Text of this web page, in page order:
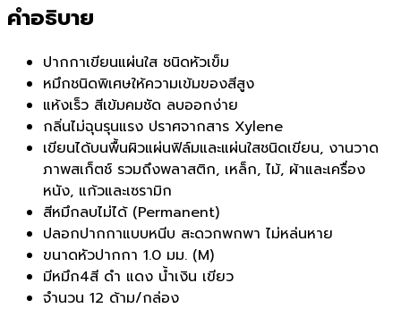
คำอธิบาย
ปากกาเขียนแผ่นใส ชนิดหัวเข็ม
หมึกชนิดพิเศษให้ความเข้มของสีสูง
แห้งเร็ว สีเข้มคมชัด ลบออกง่าย
กลิ่นไม่ฉุนรุนแรง ปราศจากสาร Xylene
เขียนได้บนพื้นผิวแผ่นฟิล์มและแผ่นใสชนิดเขียน, งานวาด
ภาพสเก็ตช์ รวมถึงพลาสติก, เหล็ก, ไม้, ผ้าและเครื่อง
หนัง, แก้วและเซรามิก
สีหมึกลบไม่ได้ (Permanent)
ปลอกปากกาแบบหนีบ สะดวกพกพา ไม่หล่นหาย
ขนาดหัวปากกา 1.0 มม. (M)
มีหมึก4สี ดำ แดง น้ำเงิน เขียว
จำนวน 12 ด้าม/กล่อง